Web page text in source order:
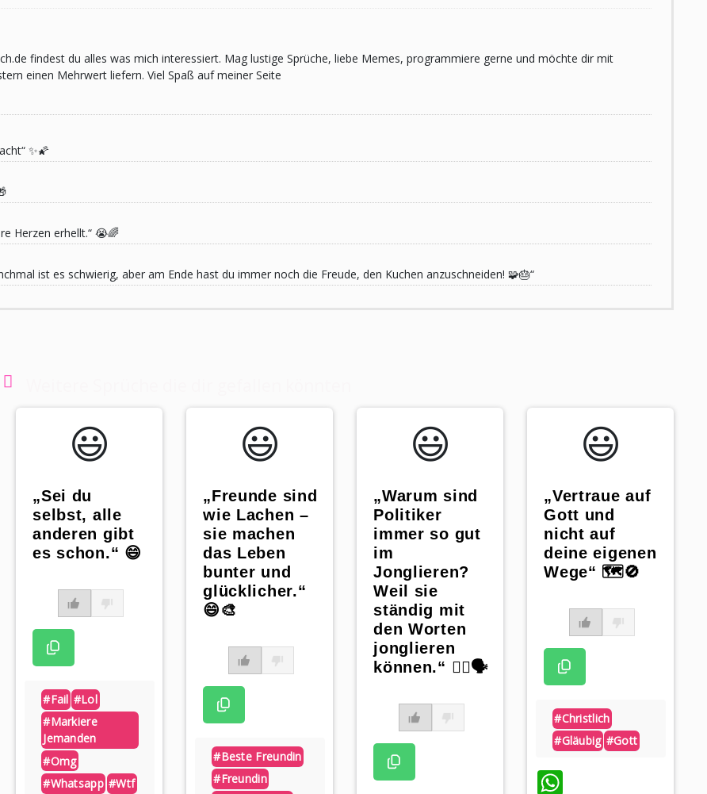
findest du alles was mich interessiert. Mag lustige Sprüche, liebe Memes, programmiere gerne und möchte dir mit
einen Mehrwert liefern. Viel Spaß auf meiner Seite
✨🌠
Herzen erhellt.“ 😭🌈
ist es schwierig, aber am Ende hast du immer noch die Freude, den Kuchen anzuschneiden! 🧩🎂“
😃️
„Sei du
selbst, alle
anderen gibt
es schon.“ 😄
#fail #lol
#markiere
Jemanden
#omg
#whatsapp #wtf
😃️
„Freunde sind
wie Lachen –
sie machen
das Leben
bunter und
glücklicher.“
😄🎨
#beste Freundin
#freundin
😃️
„Warum sind
Politiker
immer so gut
im
Jonglieren?
Weil sie
ständig mit
den Worten
jonglieren
können.“ 🤹‍♂️🗣️
😃️
„Vertraue auf
Gott und
nicht auf
deine eigenen
Wege“ 🗺️🚫
#christlich
#gläubig #gott
WhatsApp